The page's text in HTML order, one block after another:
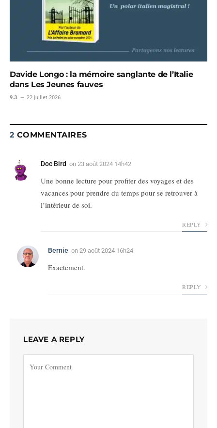
Davide Longo : la mémoire sanglante de l’Italie
dans Les Jeunes fauves
9.3 22 juillet 2026
2 COMMENTAIRES
Doc Bird on 23 août 2024 14h42
Une bonne lecture pour profiter des voyages et des
vacances pour prendre du temps pour se retrouver à
l’intérieur de soi.
REPLY
Bernie on 29 août 2024 16h24
Exactement.
REPLY
LEAVE A REPLY